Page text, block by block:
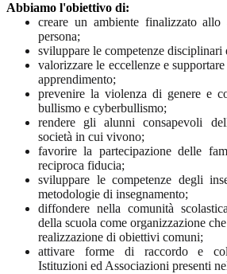
Abbiamo l'obiettivo di:
creare un ambiente finalizzato allo
persona;
sviluppare le competenze disciplinari
valorizzare le eccellenze e
apprendimento;
prevenire la violenza di genere e
bullismo e cyberbullismo;
rendere gli alunni consapevoli
società in cui vivono;
favorire la partecipazione delle
reciproca fiducia;
sviluppare le competenze degli
metodologie di insegnamento;
diffondere nella comunità
della scuola come organizzazione
realizzazione di obiettivi comuni;
attivare forme di raccordo e
Istituzioni ed Associazioni presenti